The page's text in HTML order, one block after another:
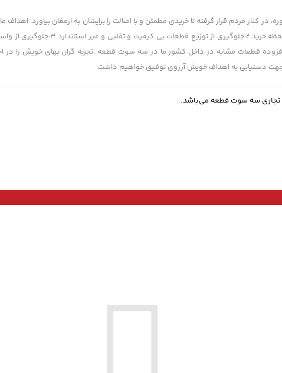
مردم قرار گرفته تا خریدی مطمئن و با اصالت را برایشان به ارمغان بیاورد. اهداف
است 1:یکپارچه سازی قیمت ها و اطلاع هم میهنان عزیز از قیمت قطعات در
و حفظ ارزش افزوده قطعات مشابه در داخل کشور ما در سه سوت قطعه ،تجربه گران بهای خویش را
جهت دستیابی به اهداف خویش آرزوی توفیق خواهیم داشت.
تجاری سه سوت قطعه می‌باشد.